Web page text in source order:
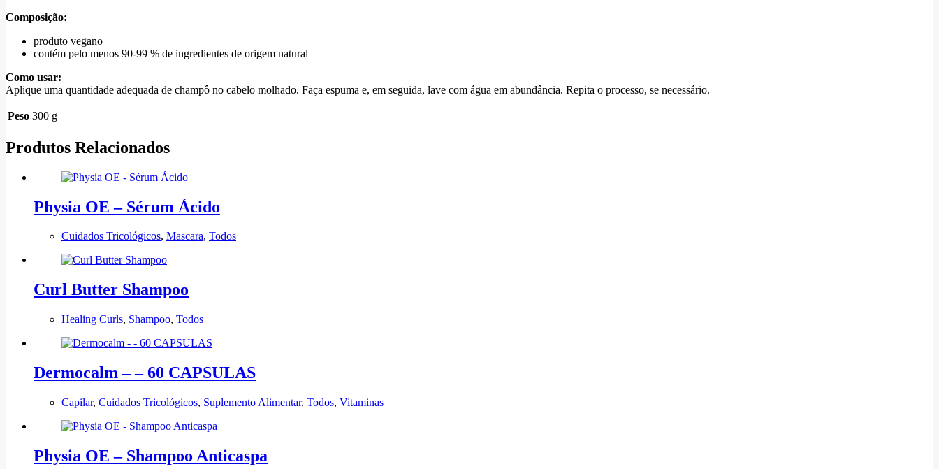
Composição:
produto vegano
contém pelo menos 90-99 % de ingredientes de origem natural
Como usar:
Aplique uma quantidade adequada de champô no cabelo molhado. Faça espuma e, em seguida, lave com água em abundância. Repita o processo, se necessário.
Peso 300 g
Produtos Relacionados
Physia OE – Sérum Ácido
Cuidados Tricológicos, Mascara, Todos
Curl Butter Shampoo
Healing Curls, Shampoo, Todos
Dermocalm – – 60 CAPSULAS
Capilar, Cuidados Tricológicos, Suplemento Alimentar, Todos, Vitaminas
Physia OE – Shampoo Anticaspa